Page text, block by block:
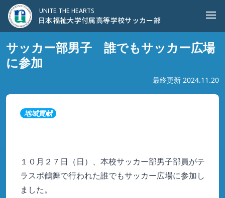
日本福祉大学付属高等学校サッカー部
UNITE THE HEARTS
日本福祉大学付属高等学校サッカー部
サッカー部男子 誰でもサッカー広場
に参加
最終更新 2024.11.20
地域貢献
１０月２７日（日）、本校サッカー部男子部員がテ
ラスポ鶴舞で行われた誰でもサッカー広場に参加し
ました。